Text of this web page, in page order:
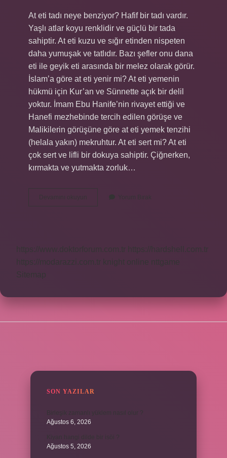
At eti tadı neye benziyor? Hafif bir tadı vardır.
Yaşlı atlar koyu renklidir ve güçlü bir tada
sahiptir. At eti kuzu ve sığır etinden nispeten
daha yumuşak ve tatlıdır. Bazı şefler onu dana
eti ile geyik eti arasında bir melez olarak görür.
İslam’a göre at eti yenir mi? At eti yemenin
hükmü için Kur’an ve Sünnette açık bir delil
yoktur. İmam Ebu Hanife’nin rivayet ettiği ve
Hanefi mezhebinde tercih edilen görüşe ve
Malikilerin görüşüne göre at eti yemek tenzihi
(helala yakın) mekruhtur. At eti sert mi? At eti
çok sert ve lifli bir dokuya sahiptir. Çiğnerken,
kırmakta ve yutmakta zorluk…
Devamını okuyun
Eti
Yorum Bırak
https://www.doktorforum.com.tr
https://hardshell.com.tr
https://modarazzi.com.tr knight online
nttgame
Sitemap
SON YAZILAR
Ağustos 6, 2026
Ağustos 5, 2026